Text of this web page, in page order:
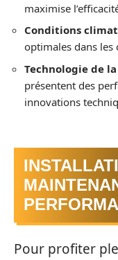
maximise
Conditions
optimales dans les
Technologie de la
présentent des
innovations
Pour profiter